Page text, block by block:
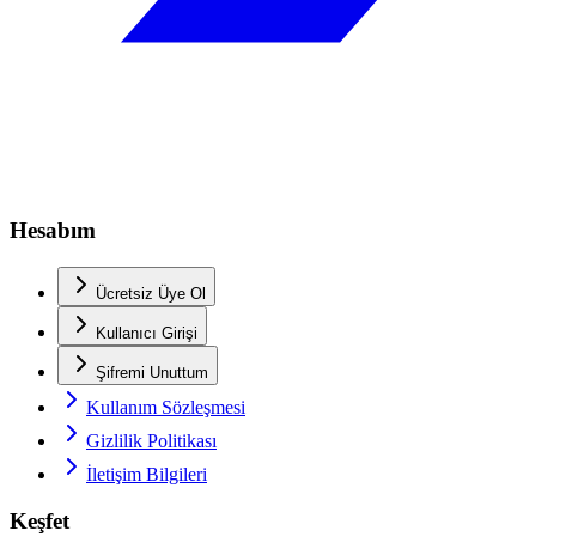
Hesabım
Ücretsiz Üye Ol
Kullanıcı Girişi
Şifremi Unuttum
Kullanım Sözleşmesi
Gizlilik Politikası
İletişim Bilgileri
Keşfet